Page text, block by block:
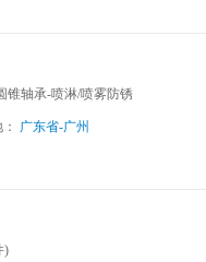
锥轴承-喷淋/喷雾防锈
广东省-广州
)